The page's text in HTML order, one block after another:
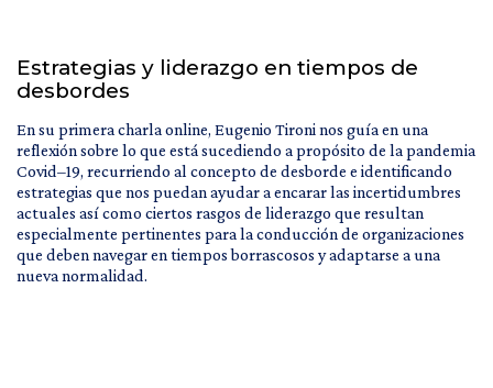
Estrategias y liderazgo en tiempos de
desbordes
En su primera charla online, Eugenio Tironi nos guía en una
reflexión sobre lo que está sucediendo a propósito de la pandemia
Covid–19, recurriendo al concepto de desborde e identificando
estrategias que nos puedan ayudar a encarar las incertidumbres
actuales así como ciertos rasgos de liderazgo que resultan
especialmente pertinentes para la conducción de organizaciones
que deben navegar en tiempos borrascosos y adaptarse a una
nueva normalidad.